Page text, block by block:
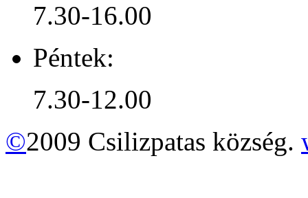
7.30-16.00
Péntek:
7.30-12.00
©2009 Csilizpatas község.